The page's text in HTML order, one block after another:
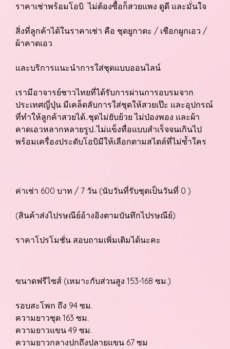
ราคาเช่าพร้อมโอบิ ไม่ต้องซื้อก็สวยแพง ดูดี และมั่นใจ
สิ่งที่ลูกค้าได้ในราคาเช่า คือ ชุดยูกาตะ / เชือกผูกเอว /
ผ้าคาดเอว
และบริการแนะนำการใส่ชุดแบบออนไลน์
เรามีอาจารย์ชาวไทยที่ได้รับการผ่านการอบรมจาก
ประเทศญี่ปุ่น มีเคล็ดลับการใส่ชุดให้สวยเป๊ะ และอุปกรณ์
ที่ทำให้ลูกค้าสวยได้..ชุดไม่ยับย้วย ไม่ป่องพอง และผ้า
คาดเอวหลากหลายรูป..ไม่แข็งทื่อแบบสำเร็จจนเกินไป
พร้อมเครื่องประดับโอบิมีให้เลือกตามสไตล์ที่ไม่ซ้ำใคร
ค่าเช่า 600 บาท / 7 วัน (นับวันที่รับชุดเป็นวันที่ 0 )
(สินค้าส่งไปรษณีย์อ้างอิงตามบันทึกไปรษณีย์)
ราคาโปรโมชั่น สอบถามเพิ่มเติมได้นะคะ
ขนาดฟรีไซส์ (เหมาะกับส่วนสูง 153-168 ซม.)
รอบสะโพก ถึง 94 ซม.
ความยาวชุด 163 ซม.
ความยาวแขน 49 ซม.
ความยาวกลางปกถึงปลายแขน 67 ซม